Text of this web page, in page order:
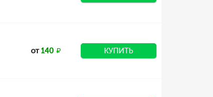
от140 КУПИТЬ